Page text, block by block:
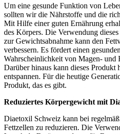
Um eine gesunde Funktion von
sollten wir die Nährstoffe und die
Mit Hilfe einer guten Ernährung
des Körpers. Die Verwendung
zur Gewichtsabnahme kann den
verbessern. Es fördert einen
Wahrscheinlichkeit von Magen- und
Darüber hinaus kann dieses
entspannen. Für die heutige
Produkt, das es gibt.
Reduziertes Körpergewicht mit
Diaetoxil Schweiz kann bei
Fettzellen zu reduzieren. Die